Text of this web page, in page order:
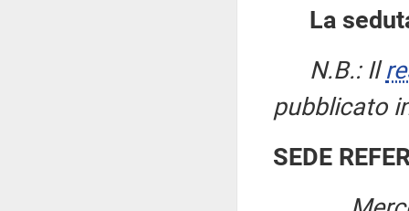
La
N.B.: Il
pubblicato
SEDE